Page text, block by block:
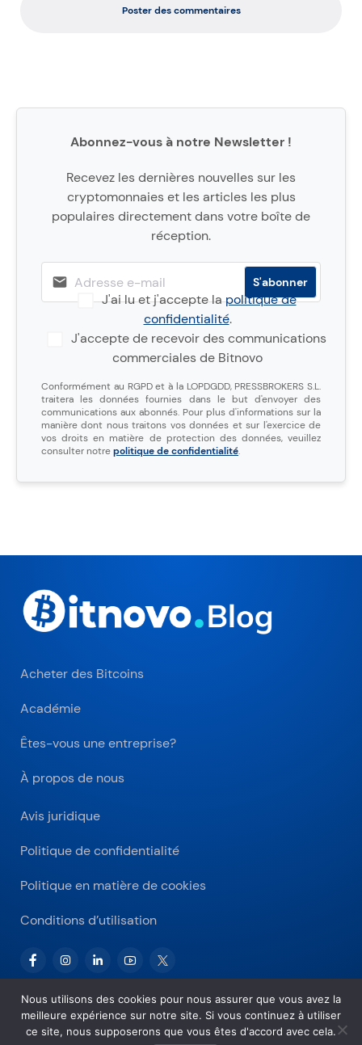
Poster des commentaires
Abonnez-vous à notre Newsletter !
Recevez les dernières nouvelles sur les
cryptomonnaies et les articles les plus
populaires directement dans votre boîte de
réception.
J'ai lu et j'accepte lapolitique de
confidentialité.
J'accepte de recevoir des communications
commerciales de Bitnovo
Conformément au RGPD et à la LOPDGDD, PRESSBROKERS S.L.
traitera les données fournies dans le but d'envoyer des
communications aux abonnés. Pour plus d'informations sur la
manière dont nous traitons vos données et sur l'exercice de
vos droits en matière de protection des données, veuillez
consulter notrepolitique de confidentialité.
Acheter des Bitcoins
Académie
Êtes-vous une entreprise?
À propos de nous
Avis juridique
Politique de confidentialité
Politique en matière de cookies
Conditions d’utilisation
Copyright © 2026 Bitnovo.com
Nous utilisons des cookies pour nous assurer que vous avez la
meilleure expérience sur notre site. Si vous continuez à utiliser
ce site, nous supposerons que vous êtes d'accord avec cela.